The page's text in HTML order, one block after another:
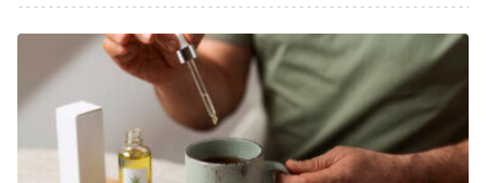
Niñas y Adolescentes en la Familia: Definición y Valoración
de su Gravedad. Psychosocial Intervention.
https://doi.org/10.5093/in2011v20n1a3
Gómez de Terreros, M. (2006). Maltrato psicológico. Cuad
Med Forense.
https://doi.org/10.4321/S1135-
76062006000100008